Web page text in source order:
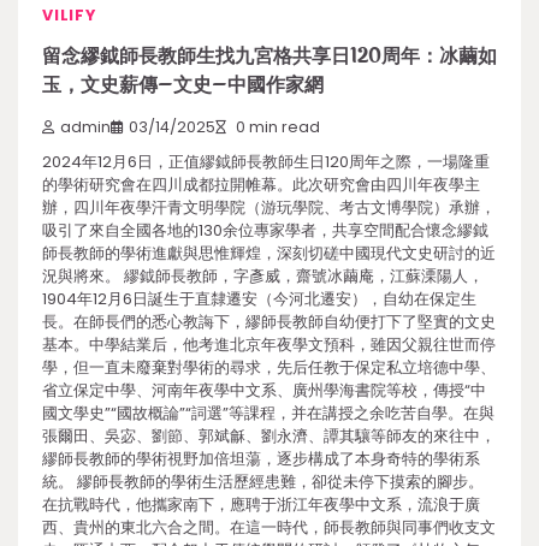
VILIFY
留念繆鉞師長教師生找九宮格共享日120周年：冰繭如
玉，文史薪傳–文史–中國作家網
admin 03/14/2025 0 min read
2024年12月6日，正值繆鉞師長教師生日120周年之際，一場隆重
的學術研究會在四川成都拉開帷幕。此次研究會由四川年夜學主
辦，四川年夜學汗青文明學院（游玩學院、考古文博學院）承辦，
吸引了來自全國各地的130余位專家學者，共享空間配合懷念繆鉞
師長教師的學術進獻與思惟輝煌，深刻切磋中國現代文史研討的近
況與將來。 繆鉞師長教師，字彥威，齋號冰繭庵，江蘇溧陽人，
1904年12月6日誕生于直隸遷安（今河北遷安），自幼在保定生
長。在師長們的悉心教誨下，繆師長教師自幼便打下了堅實的文史
基本。中學結業后，他考進北京年夜學文預科，雖因父親往世而停
學，但一直未廢棄對學術的尋求，先后任教于保定私立培德中學、
省立保定中學、河南年夜學中文系、廣州學海書院等校，傳授“中
國文學史”“國故概論”“詞選”等課程，并在講授之余吃苦自學。在與
張爾田、吳宓、劉節、郭斌龢、劉永濟、譚其驤等師友的來往中，
繆師長教師的學術視野加倍坦蕩，逐步構成了本身奇特的學術系
統。 繆師長教師的學術生活歷經患難，卻從未停下摸索的腳步。
在抗戰時代，他攜家南下，應聘于浙江年夜學中文系，流浪于廣
西、貴州的東北六合之間。在這一時代，師長教師與同事們收支文